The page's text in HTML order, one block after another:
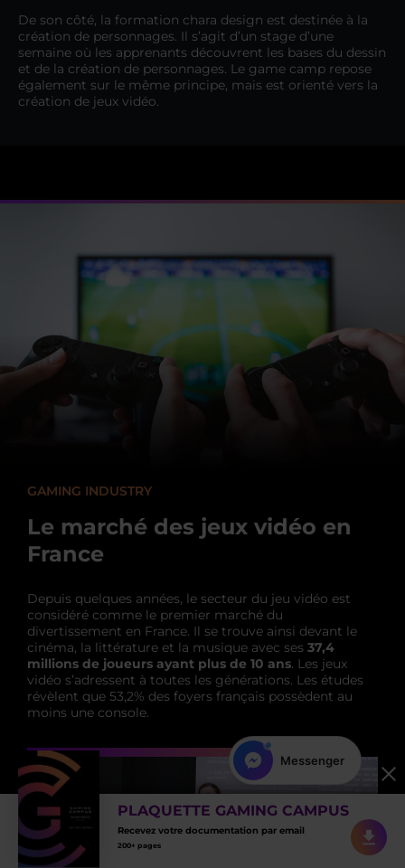
De son côté, la formation chara design est destinée à la
création de personnages. Il s’agit d’un stage d’une
semaine où les apprenants découvrent les bases du dessin
et de la création de personnages. Le game camp repose
également sur le même principe, mais est orienté vers la
création de jeux vidéo.
GAMING INDUSTRY
Le marché des jeux vidéo en
France
Depuis quelques années, le secteur du jeu vidéo est
considéré comme le premier marché du
divertissement en France. Il se trouve ainsi devant le
cinéma, la littérature et la musique avec ses 37,4
millions de joueurs ayant plus de 10 ans. Les jeux
vidéo s’adressent à toutes les générations. Les études
révèlent que 53,2% des foyers français possèdent au
moins une console.
PLAQUETTE GAMING CAMPUS
Recevez votre documentation par email
200+ pages
WhatsApp